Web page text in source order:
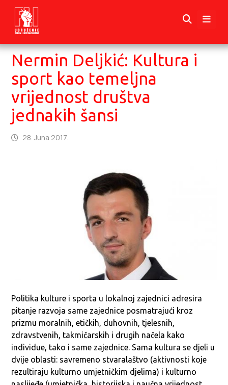
Nermin Deljkić: Kultura i
sport kao temeljna
vrijednost društva
jednakih šansi
28. Juna 2017.
Politika kulture i sporta u lokalnoj zajednici adresira
pitanje razvoja same zajednice posmatrajući kroz
prizmu moralnih, etičkih, duhovnih, tjelesnih,
zdravstvenih, takmičarskih i drugih načela kako
individue, tako i same zajednice. Sama kultura se djeli u
dvije oblasti: savremeno stvaralaštvo (aktivnosti koje
rezultiraju kulturno umjetničkim djelima) i kulturno